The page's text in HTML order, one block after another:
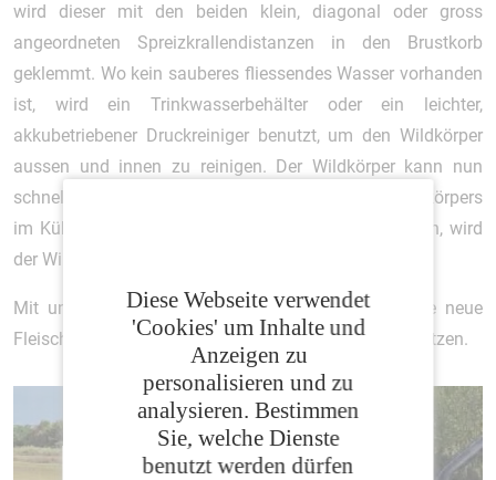
wird dieser mit den beiden klein, diagonal oder gross
angeordneten Spreizkrallendistanzen in den Brustkorb
geklemmt. Wo kein sauberes fliessendes Wasser vorhanden
ist, wird ein Trinkwasserbehälter oder ein leichter,
akkubetriebener Druckreiniger benutzt, um den Wildkörper
aussen und innen zu reinigen. Der Wildkörper kann nun
schneller auskühlen. Um ein Austrocknen des Wildkörpers
im Kühlraum nach dem Herunterkühlen zu vermeiden, wird
der Wildspreizer entfernt.
Mit unseren Hilfsmitteln ist es leichter möglich, die neue
Fleischhygiene-Verordnung in der Jagdpraxis umzusetzen.
Diese Webseite verwendet
'Cookies' um Inhalte und
Anzeigen zu
personalisieren und zu
analysieren. Bestimmen
Sie, welche Dienste
benutzt werden dürfen